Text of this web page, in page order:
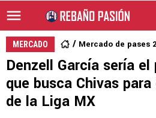
MERCADO Mercado de pases
Denzell García sería
que busca Chivas
de la Liga MX